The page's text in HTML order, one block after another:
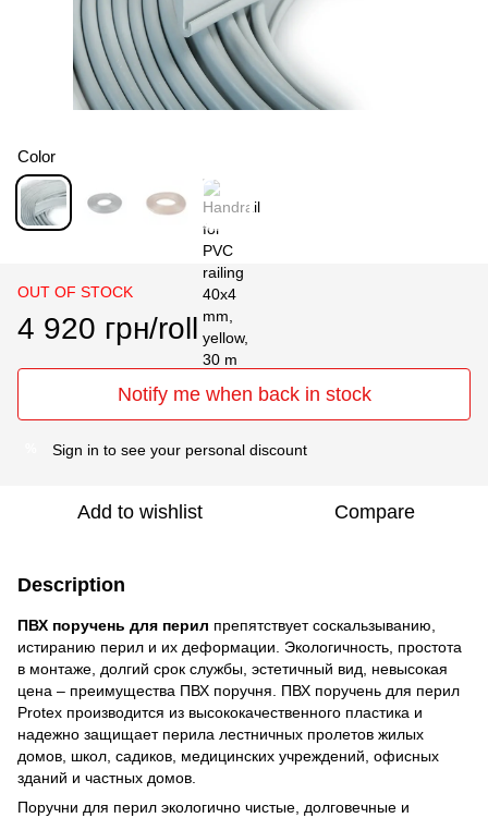
Color
OUT OF STOCK
4 920 грн/roll
Notify me when back in stock
Sign in to see your personal discount
Add to wishlist Compare
Description
ПВХ поручень для перил препятствует соскальзыванию,
истиранию перил и их деформации. Экологичность, простота
в монтаже, долгий срок службы, эстетичный вид, невысокая
цена – преимущества ПВХ поручня. ПВХ поручень для перил
Protex производится из высококачественного пластика и
надежно защищает перила лестничных пролетов жилых
домов, школ, садиков, медицинских учреждений, офисных
зданий и частных домов.
Поручни для перил экологично чистые, долговечные и